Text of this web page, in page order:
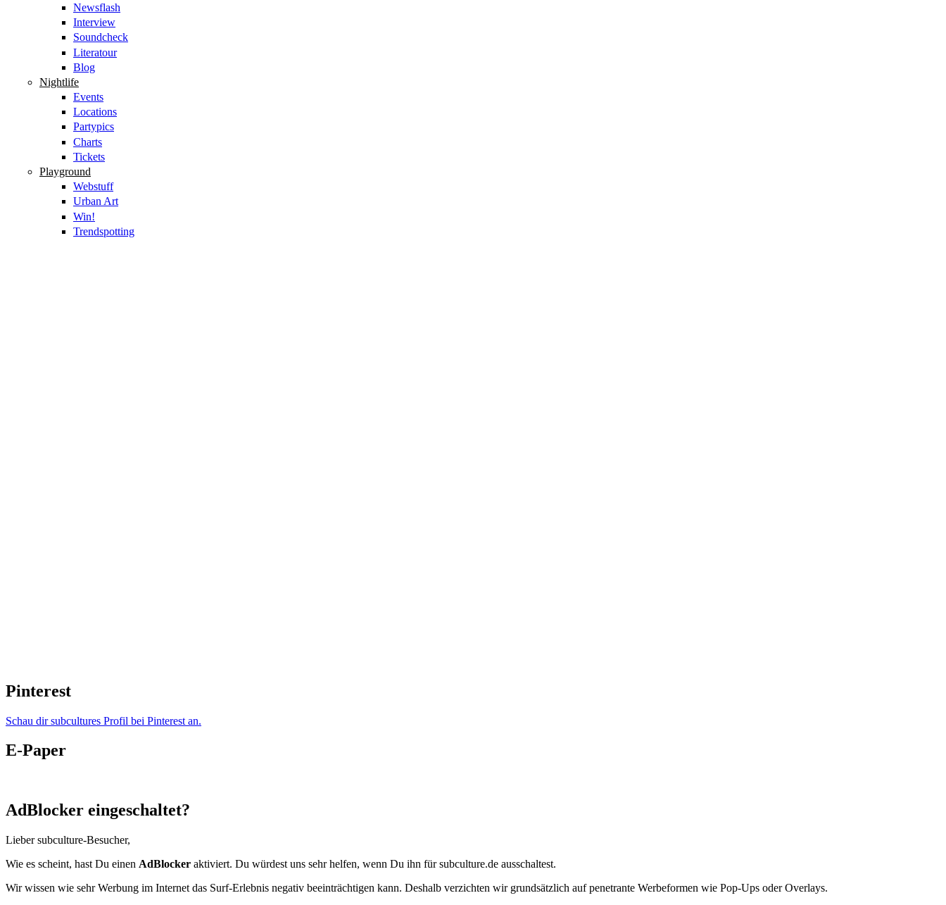
Newsflash
Interview
Soundcheck
Literatour
Blog
Nightlife
Events
Locations
Partypics
Charts
Tickets
Playground
Webstuff
Urban Art
Win!
Trendspotting
Pinterest
Schau dir subcultures Profil bei Pinterest an.
E-Paper
AdBlocker eingeschaltet?
Lieber subculture-Besucher,
Wie es scheint, hast Du einen AdBlocker aktiviert. Du würdest uns sehr helfen, wenn Du ihn für subculture.de ausschaltest.
Wir wissen wie sehr Werbung im Internet das Surf-Erlebnis negativ beeinträchtigen kann. Deshalb verzichten wir grundsätzlich auf penetrante Werbeformen wie Pop-Ups oder Overlays.